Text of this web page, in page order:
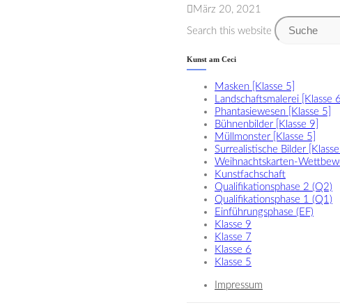
März 20, 2021
Search this website
Kunst am Ceci
Masken [Klasse 5]
Landschaftsmalerei [Klasse 6]
Phantasiewesen [Klasse 5]
Bühnenbilder [Klasse 9]
Müllmonster [Klasse 5]
Surrealistische Bilder [Klasse
Weihnachtskarten-
Kunstfachschaft
Qualifikationsphase 2 (Q2)
Qualifikationsphase 1 (Q1)
Einführungsphase (EF)
Klasse 9
Klasse 7
Klasse 6
Klasse 5
Impressum